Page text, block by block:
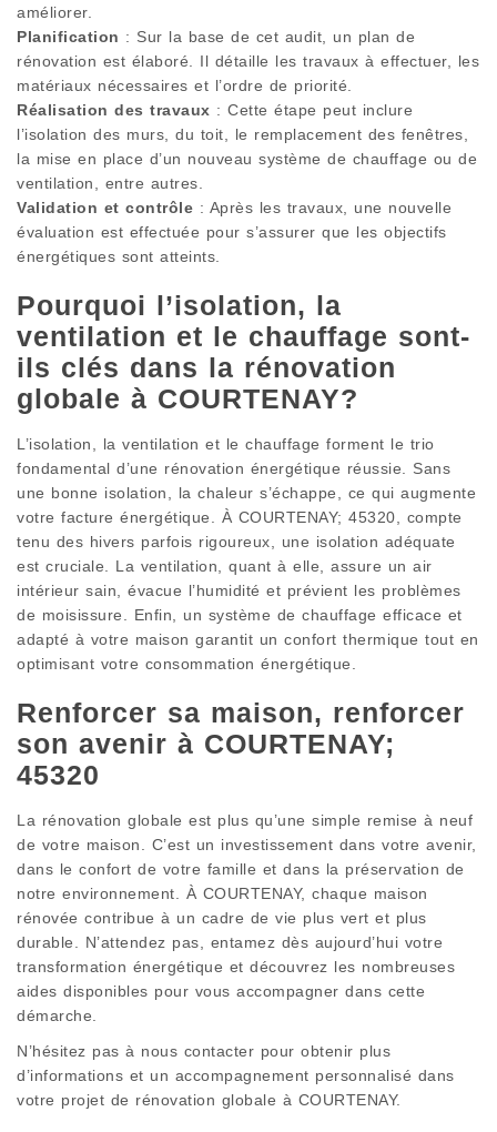
améliorer.
Planification : Sur la base de cet audit, un plan de
rénovation est élaboré. Il détaille les travaux à effectuer, les
matériaux nécessaires et l’ordre de priorité.
Réalisation des travaux : Cette étape peut inclure
l’isolation des murs, du toit, le remplacement des fenêtres,
la mise en place d’un nouveau système de chauffage ou de
ventilation, entre autres.
Validation et contrôle : Après les travaux, une nouvelle
évaluation est effectuée pour s’assurer que les objectifs
énergétiques sont atteints.
Pourquoi l’isolation, la
ventilation et le chauffage sont-
ils clés dans la rénovation
globale à COURTENAY?
L’isolation, la ventilation et le chauffage forment le trio
fondamental d’une rénovation énergétique réussie. Sans
une bonne isolation, la chaleur s’échappe, ce qui augmente
votre facture énergétique. À COURTENAY; 45320, compte
tenu des hivers parfois rigoureux, une isolation adéquate
est cruciale. La ventilation, quant à elle, assure un air
intérieur sain, évacue l’humidité et prévient les problèmes
de moisissure. Enfin, un système de chauffage efficace et
adapté à votre maison garantit un confort thermique tout en
optimisant votre consommation énergétique.
Renforcer sa maison, renforcer
son avenir à COURTENAY;
45320
La rénovation globale est plus qu’une simple remise à neuf
de votre maison. C’est un investissement dans votre avenir,
dans le confort de votre famille et dans la préservation de
notre environnement. À COURTENAY, chaque maison
rénovée contribue à un cadre de vie plus vert et plus
durable. N’attendez pas, entamez dès aujourd’hui votre
transformation énergétique et découvrez les nombreuses
aides disponibles pour vous accompagner dans cette
démarche.
N’hésitez pas à nous contacter pour obtenir plus
d’informations et un accompagnement personnalisé dans
votre projet de rénovation globale à COURTENAY.